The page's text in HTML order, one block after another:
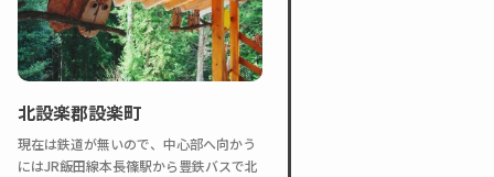
北設楽郡設楽町
現在は鉄道が無いので、中心部へ向かう
にはJR飯田線本長篠駅から豊鉄バスで北